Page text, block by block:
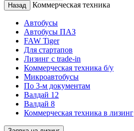
Назад
Коммерческая техника
Автобусы
Автобусы ПАЗ
FAW Tiger
Для стартапов
Лизинг с trade-in
Коммерческая техника б/у
Микроавтобусы
По 3-м документам
Валдай 12
Валдай 8
Коммерческая техника в лизинг